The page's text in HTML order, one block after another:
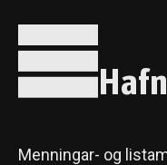
Menningar- og